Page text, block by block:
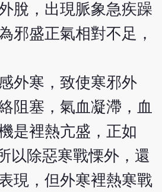
脫，出現脈象急疾躁
邪盛正氣相對不足，
外寒，致使寒邪外
阻塞，氣血凝滯，血
是裡熱亢盛，正如
以除惡寒戰慄外，還
現，但外寒裡熱寒戰